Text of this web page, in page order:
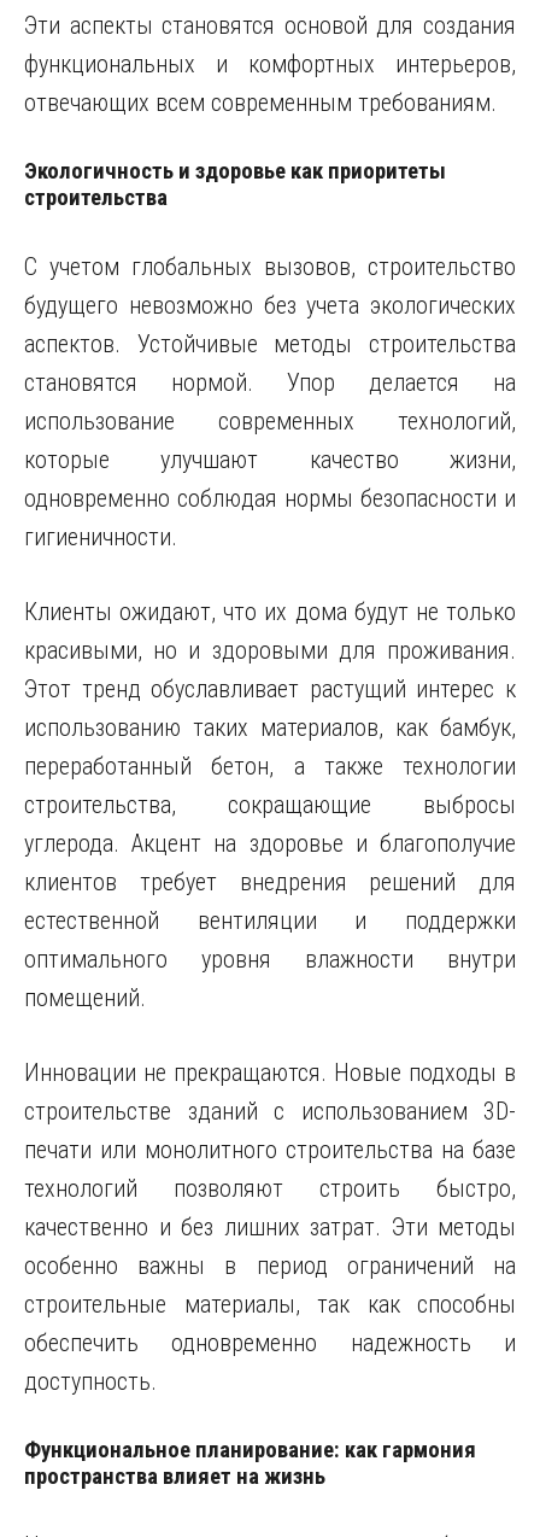
Эти аспекты становятся основой для создания
функциональных и комфортных интерьеров,
отвечающих всем современным требованиям.
Экологичность и здоровье как приоритеты
строительства
С учетом глобальных вызовов, строительство
будущего невозможно без учета экологических
аспектов. Устойчивые методы строительства
становятся нормой. Упор делается на
использование современных технологий,
которые улучшают качество жизни,
одновременно соблюдая нормы безопасности и
гигиеничности.
Клиенты ожидают, что их дома будут не только
красивыми, но и здоровыми для проживания.
Этот тренд обуславливает растущий интерес к
использованию таких материалов, как бамбук,
переработанный бетон, а также технологии
строительства, сокращающие выбросы
углерода. Акцент на здоровье и благополучие
клиентов требует внедрения решений для
естественной вентиляции и поддержки
оптимального уровня влажности внутри
помещений.
Инновации не прекращаются. Новые подходы в
строительстве зданий с использованием 3D-
печати или монолитного строительства на базе
технологий позволяют строить быстро,
качественно и без лишних затрат. Эти методы
особенно важны в период ограничений на
строительные материалы, так как способны
обеспечить одновременно надежность и
доступность.
Функциональное планирование: как гармония
пространства влияет на жизнь